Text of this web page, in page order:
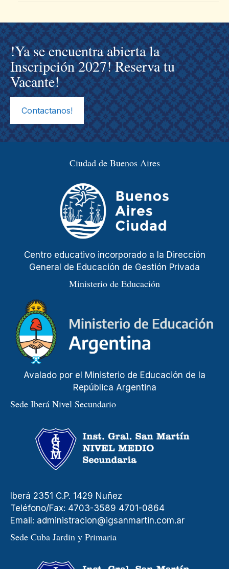
!Ya se encuentra abierta la
Inscripción 2027! Reserva tu
Vacante!
Contactanos!
Ciudad de Buenos Aires
Centro educativo incorporado a la Dirección
General de Educación de Gestión Privada
Ministerio de Educación
Avalado por el Ministerio de Educación de la
República Argentina
Sede Iberá Nivel Secundario
Iberá 2351 C.P. 1429 Nuñez
Teléfono/Fax: 4703-3589 4701-0864
Email: administracion@igsanmartin.com.ar
Sede Cuba Jardin y Primaria